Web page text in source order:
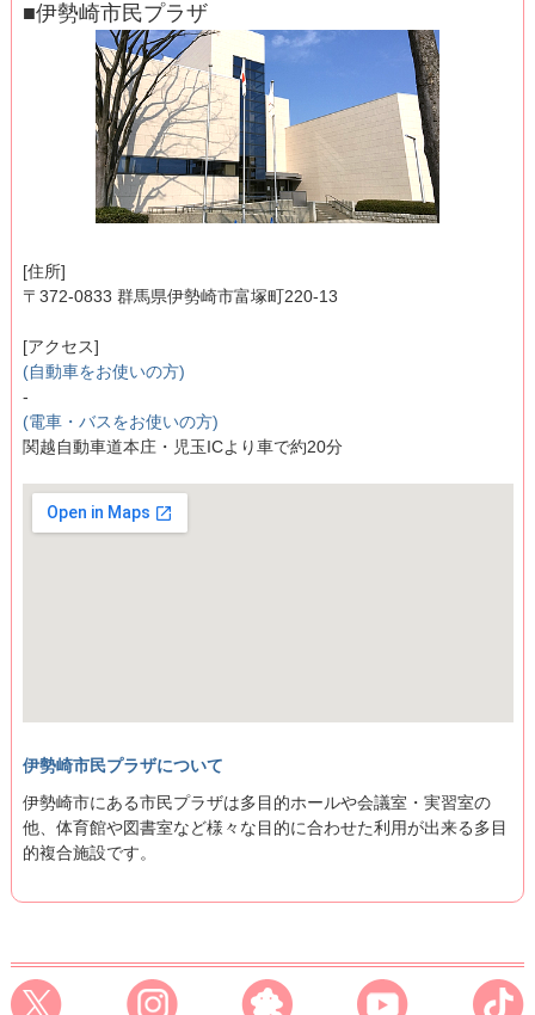
■伊勢崎市民プラザ
[住所]
〒372-0833 群馬県伊勢崎市富塚町220-13
[アクセス]
(自動車をお使いの方)
-
(電車・バスをお使いの方)
関越自動車道本庄・児玉ICより車で約20分
伊勢崎市民プラザについて
伊勢崎市にある市民プラザは多目的ホールや会議室・実習室の
他、体育館や図書室など様々な目的に合わせた利用が出来る多目
的複合施設です。